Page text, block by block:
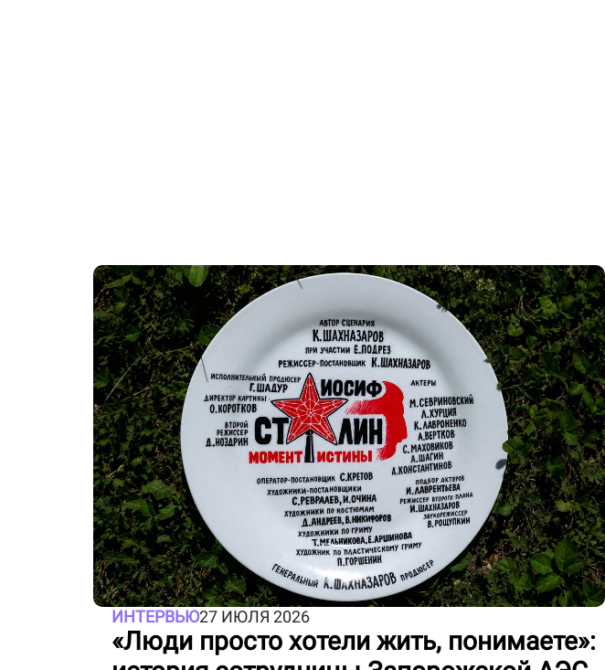
ИНТЕРВЬЮ27 ИЮЛЯ 2026
«Люди просто хотели жить, понимаете»: